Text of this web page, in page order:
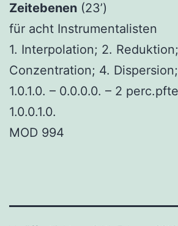
Zeitebenen (23’)
für acht Instrumentalisten
1. Interpolation; 2.
Conzentration; 4.
1.0.1.0. – 0.0.0.0. – 2
1.0.0.1.0.
MOD 994